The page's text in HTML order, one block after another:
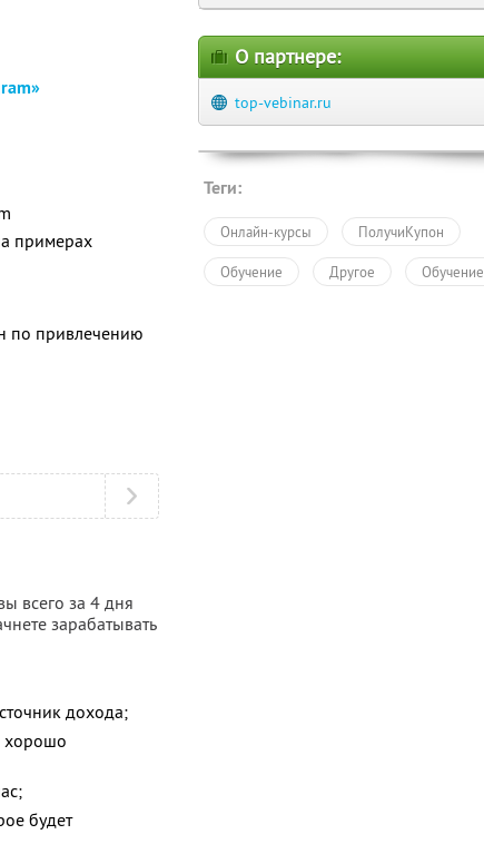
примерах
по привлечению
всего за 4 дня
зарабатывать
дохода;
хорошо
будет
О партнере:
top-vebinar.ru
Теги:
Онлайн-курсы ПолучиКупон
Обучение Другое Обучение